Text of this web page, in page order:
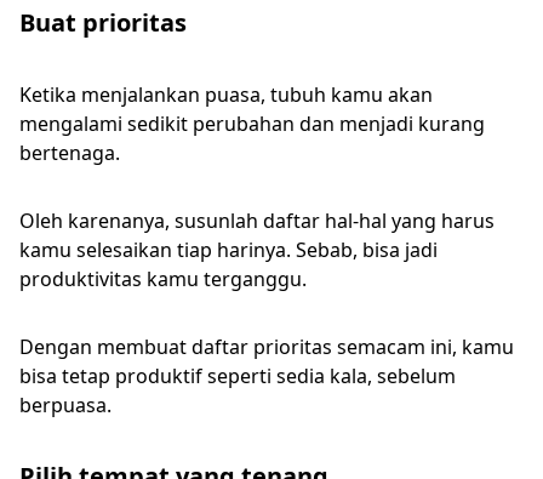
Buat prioritas
Ketika menjalankan puasa, tubuh kamu akan
mengalami sedikit perubahan dan menjadi kurang
bertenaga.
Oleh karenanya, susunlah daftar hal-hal yang harus
kamu selesaikan tiap harinya. Sebab, bisa jadi
produktivitas kamu terganggu.
Dengan membuat daftar prioritas semacam ini, kamu
bisa tetap produktif seperti sedia kala, sebelum
berpuasa.